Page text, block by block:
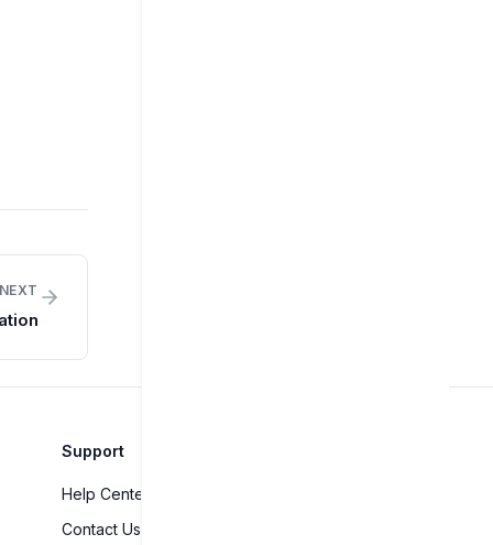
Support
Help Center
Contact Us